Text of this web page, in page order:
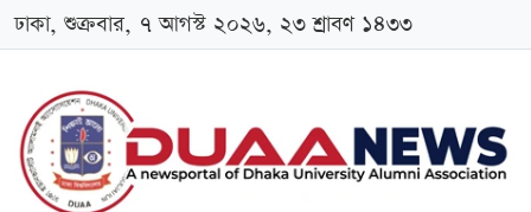
ঢাকা, শুক্রবার, ৭ আগস্ট ২০২৬, ২৩ শ্রাবণ ১৪৩৩